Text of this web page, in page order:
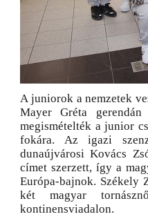
A juniorok a nemzetek
Mayer Gréta
megismételték a junior
fokára. Az igazi
dunaújvárosi Kovács
címet szerzett, így a
Európa-bajnok. Székely
két magyar
kontinensviadalon.